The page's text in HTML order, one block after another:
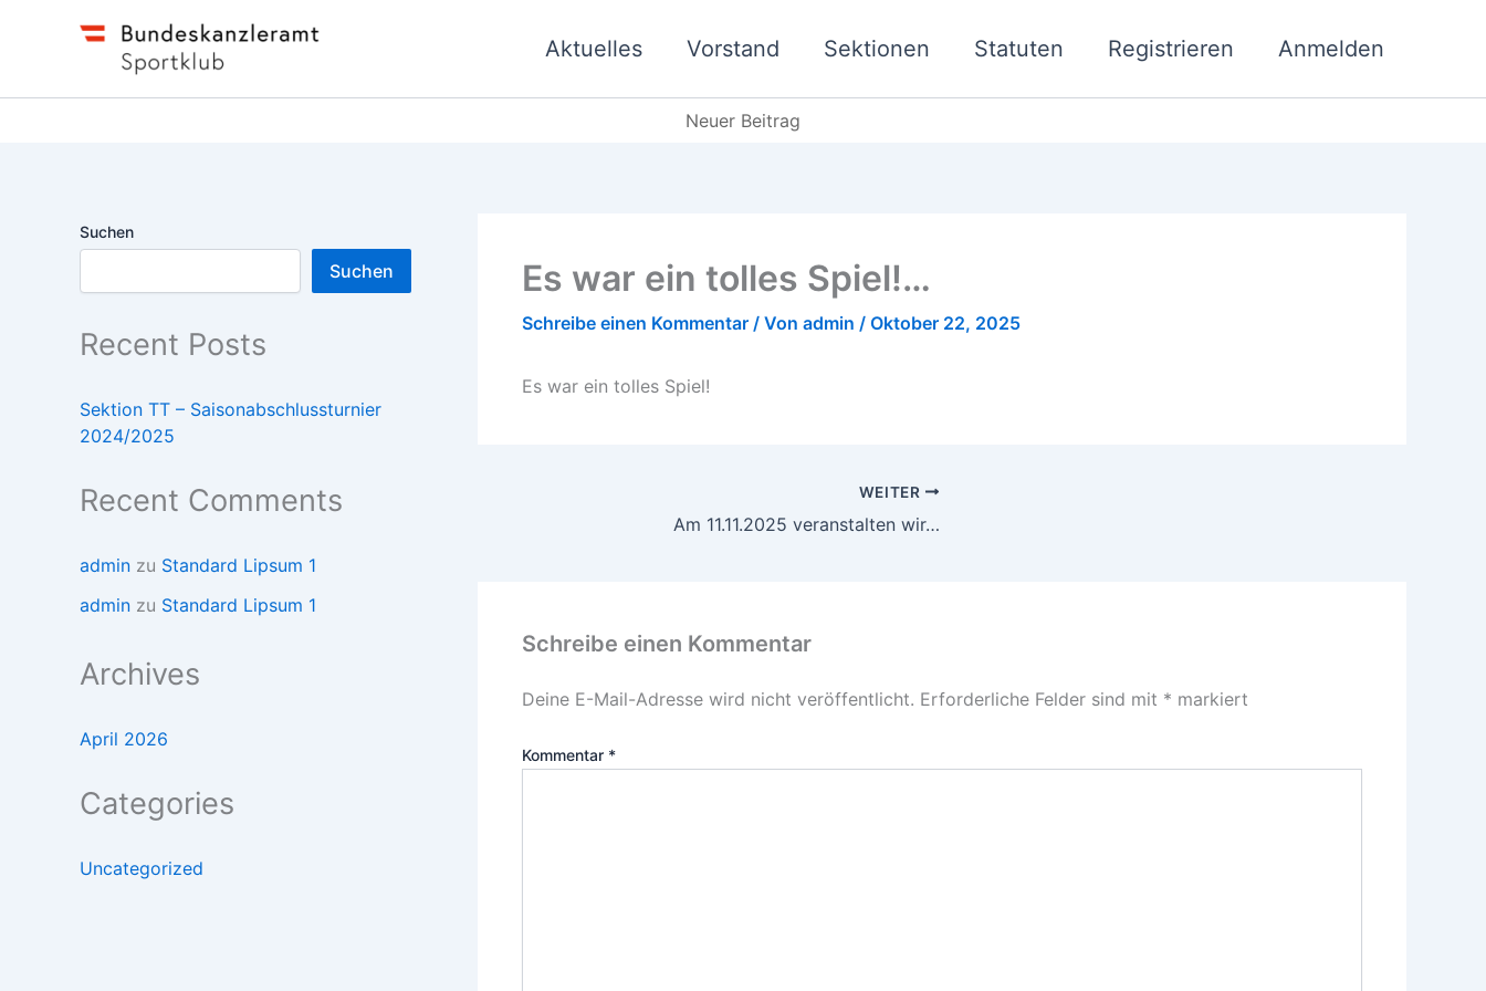
Aktuelles Vorstand Sektionen Statuten Registrieren Anmelden
Neuer Beitrag
Suchen
Suchen
Recent Posts
Sektion TT – Saisonabschlussturnier
2024/2025
Recent Comments
admin zu Standard Lipsum 1
admin zu Standard Lipsum 1
Archives
April 2026
Categories
Uncategorized
Es war ein tolles Spiel!…
Schreibe einen Kommentar / Von admin / Oktober 22, 2025
Es war ein tolles Spiel!
WEITER
Am 11.11.2025 veranstalten wir…
Schreibe einen Kommentar
Deine E-Mail-Adresse wird nicht veröffentlicht. Erforderliche Felder sind mit * markiert
Kommentar *